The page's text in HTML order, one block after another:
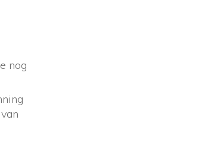
nog